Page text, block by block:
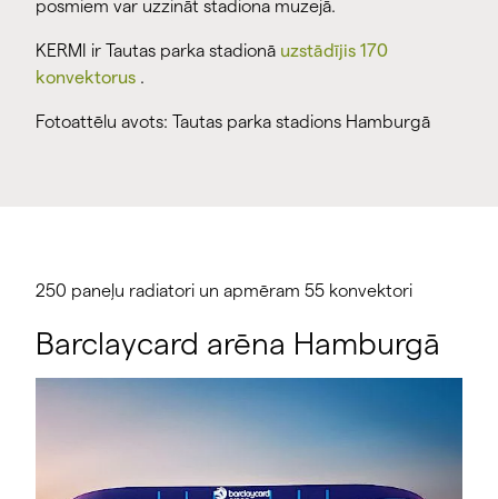
posmiem var uzzināt stadiona muzejā.
KERMI ir Tautas parka stadionā uzstādījis 170
konvektorus .
Fotoattēlu avots: Tautas parka stadions Hamburgā
250 paneļu radiatori un apmēram 55 konvektori
Barclaycard arēna Hamburgā